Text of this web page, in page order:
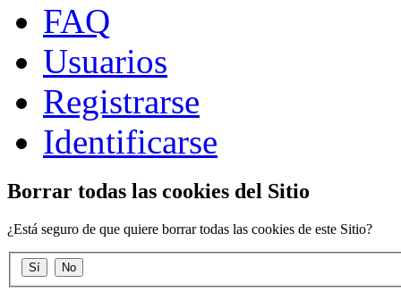
FAQ
Usuarios
Registrarse
Identificarse
Borrar todas las cookies del Sitio
¿Está seguro de que quiere borrar todas las cookies de este Sitio?